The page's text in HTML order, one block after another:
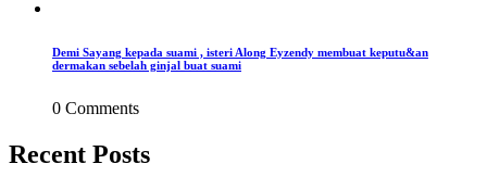
Demi Sayang kepada suami , isteri Along Eyzendy membuat keputu&an
dermakan sebelah ginjal buat suami
0 Comments
Recent Posts